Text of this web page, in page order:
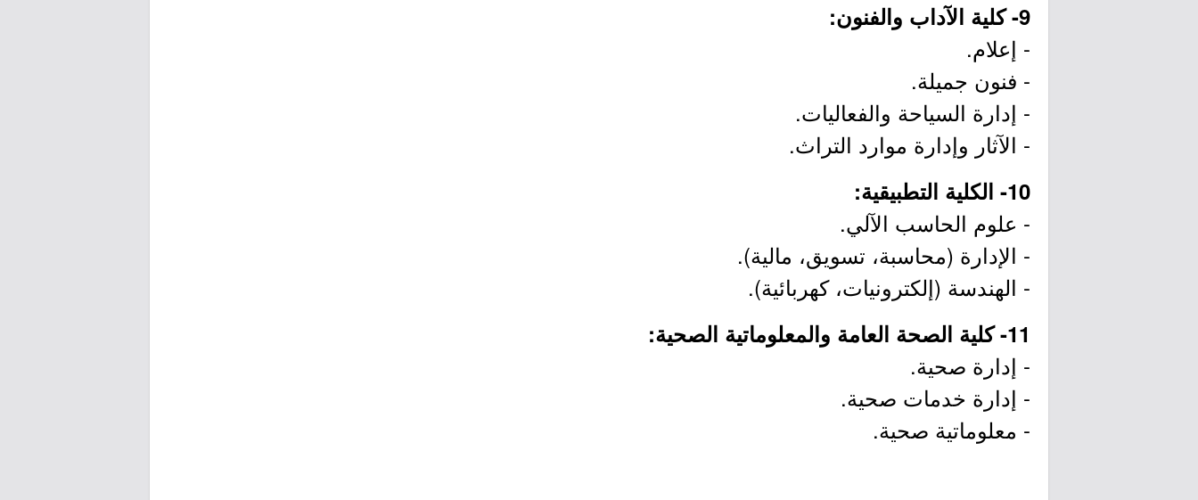
9- كلية الآداب والفنون:
- إعلام.
- فنون جميلة.
- إدارة السياحة والفعاليات.
- الآثار وإدارة موارد التراث.
10- الكلية التطبيقية:
- علوم الحاسب الآلي.
- الإدارة (محاسبة، تسويق، مالية).
- الهندسة (إلكترونيات، كهربائية).
11- كلية الصحة العامة والمعلوماتية الصحية:
- إدارة صحية.
- إدارة خدمات صحية.
- معلوماتية صحية.